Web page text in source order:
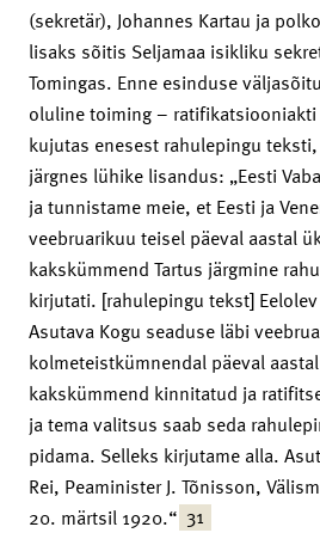
(sekretär), Johannes Kartau ja
lisaks sõitis Seljamaa isikliku
Tomingas. Enne esinduse
oluline toiming –
kujutas enesest rahulepingu
järgnes lühike lisandus: „Eesti
ja tunnistame meie, et Eesti ja
veebruarikuu teisel päeval aastal
kakskümmend Tartus järgmine
kirjutati. [rahulepingu tekst]
Asutava Kogu seaduse läbi
kolmeteistkümnendal päeval
kakskümmend kinnitatud ja
ja tema valitsus saab seda
pidama. Selleks kirjutame alla.
Rei, Peaminister J. Tõnisson,
20. märtsil 1920.“ 31